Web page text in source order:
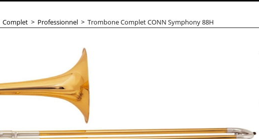
Complet > Professionnel > Trombone Complet CONN Symphony 88H